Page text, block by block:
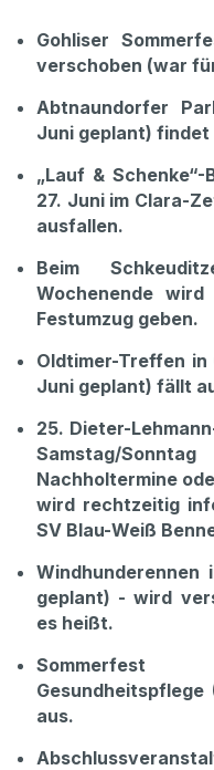
Gohliser
verschoben (war
Abtnaundorfer
Juni geplant)
„Lauf &
27. Juni im Clara-
ausfallen.
Beim
Wochenende
Festumzug geben.
Oldtimer-Treffen in
Juni geplant) fällt
25. Dieter-
Samstag/
Nachholtermine
wird rechtzeitig
SV Blau-Weiß
geplant) - wird
es heißt.
Sommerfest
aus.